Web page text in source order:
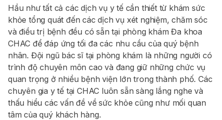
Hầu như tất cả các dịch vụ y tế cần thiết từ khám sức
khỏe tổng quát đến các dịch vụ xét nghiệm, chăm sóc
và điều trị bệnh đều có sẵn tại phòng khám Đa khoa
CHAC để đáp ứng tối đa các nhu cầu của quý bệnh
nhân. Đội ngũ bác sĩ tại phòng khám là những người có
trình độ chuyên môn cao và đang giữ những chức vụ
quan trọng ở nhiều bệnh viện lớn trong thành phố. Các
chuyên gia y tế tại CHAC luôn sẵn sàng lắng nghe và
thấu hiểu các vấn đề về sức khỏe cũng như mối quan
tâm của quý khách hàng.